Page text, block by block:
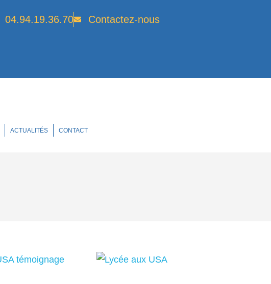
04.94.19.36.70 Contactez-nous
ACTUALITÉS CONTACT